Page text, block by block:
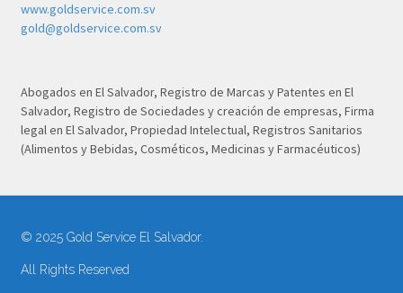
www.goldservice.com.sv
gold@goldservice.com.sv
Abogados en El Salvador, Registro de Marcas y Patentes en El
Salvador, Registro de Sociedades y creación de empresas, Firma
legal en El Salvador, Propiedad Intelectual, Registros Sanitarios
(Alimentos y Bebidas, Cosméticos, Medicinas y Farmacéuticos)
© 2025 Gold Service El Salvador.
All Rights Reserved